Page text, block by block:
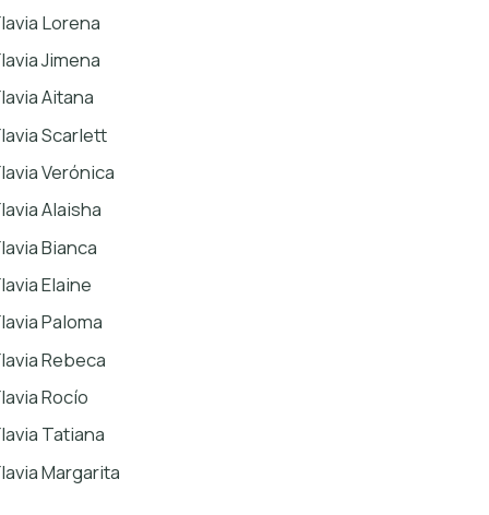
Lorena
Jimena
Aitana
Scarlett
Verónica
Alaisha
Bianca
Elaine
Paloma
Rebeca
Rocío
Tatiana
Margarita